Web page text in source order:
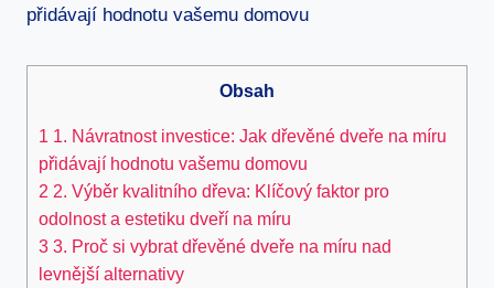
Obsah
1 1. Návratnost investice: Jak dřevěné dveře na míru
přidávají hodnotu vašemu domovu
2 2. Výběr kvalitního dřeva: Klíčový faktor pro
odolnost a estetiku dveří na míru
3 3. Proč si vybrat dřevěné dveře na míru nad
levnější alternativy